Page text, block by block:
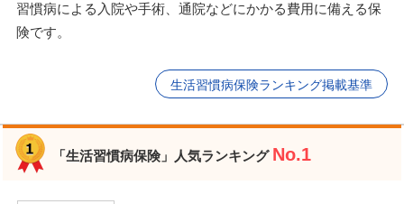
習慣病による入院や手術、通院などにかかる費用に備える保
険です。
生活習慣病保険ランキング掲載基準
「生活習慣病保険」人気ランキング No.1